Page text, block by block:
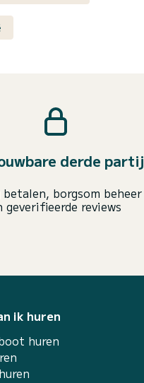
derde partij
borgsom beheer
geverifieerde reviews
ik huren
huren